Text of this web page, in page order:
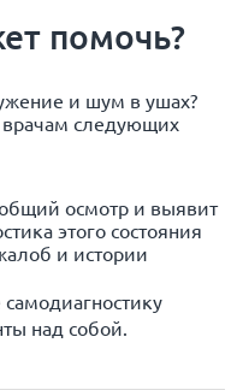
помочь?
и шум в ушах?
врачам следующих
осмотр и выявит
этого состояния
и истории
над собой.